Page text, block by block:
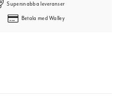
Supersnabba leveranser
Betala med Walley